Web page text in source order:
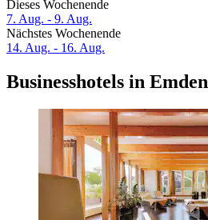
Dieses Wochenende
7. Aug. - 9. Aug.
Nächstes Wochenende
14. Aug. - 16. Aug.
Businesshotels in Emden